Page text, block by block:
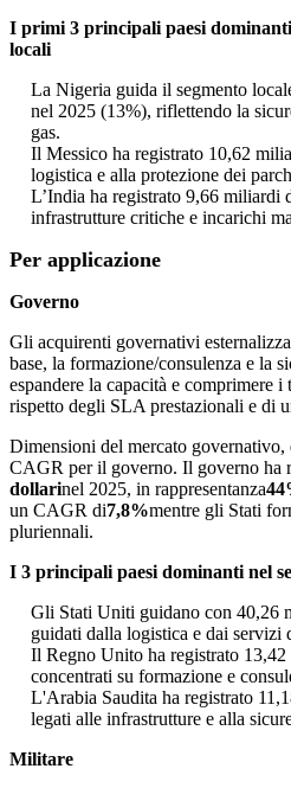
I primi 3 principali paesi dominanti
locali
La Nigeria guida il segmento
nel 2025 (13%), riflettendo la
gas.
Il Messico ha registrato 10,62
logistica e alla protezione dei
L’India ha registrato 9,66 miliardi
infrastrutture critiche e incarichi
Per applicazione
Governo
Gli acquirenti governativi
base, la formazione/consulenza e la
espandere la capacità e comprimere
rispetto degli SLA prestazionali e di
Dimensioni del mercato
CAGR per il governo. Il governo ha
dollarinel 2025, in rappresentanza
un CAGR di7,8%mentre gli Stati
pluriennali.
I 3 principali paesi dominanti nel
Gli Stati Uniti guidano con 40,26
guidati dalla logistica e dai servizi
Il Regno Unito ha registrato
concentrati su formazione e
L'Arabia Saudita ha registrato
legati alle infrastrutture e alla
Militare